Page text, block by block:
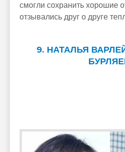
смогли сохранить хорошие
отзывались друг о друге
9. НАТАЛЬЯ